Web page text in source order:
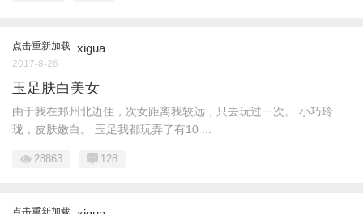
点击重新加载 xigua
2017-8-26
玉足肤白美女
由于我在郑州北边住，次女距离我较远，只去玩过一次。 小巧玲
珑，皮肤嫩白。 玉足我都玩弄了有10 ...
28863 128
点击重新加载